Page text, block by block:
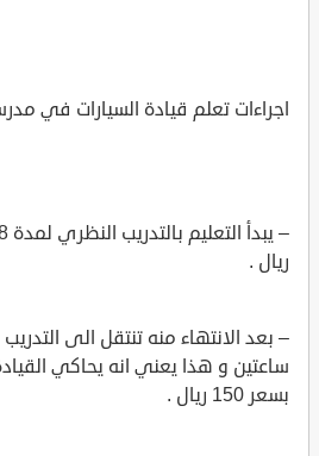
اجراءات تعلم قيادة السيارات في
ريال .
– بعد الانتهاء منه تنتقل الى
ساعتين و هذا يعني انه يحاكي
بسعر 150 ريال .